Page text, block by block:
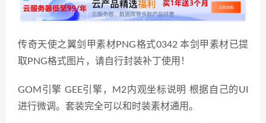
传奇天使之翼剑甲素材PNG格式0342 本剑甲素材已提
取PNG格式图片，请自行封装补丁使用！
GOM引擎 GEE引擎，M2内观坐标说明 根据自己的UI
进行微调。套装完全可以和时装素材通用。